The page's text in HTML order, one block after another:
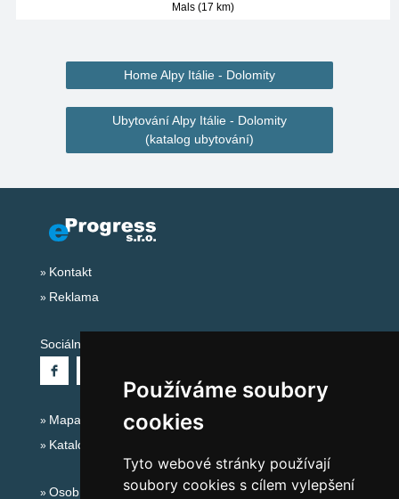
Používáme soubory
cookies
Tyto webové stránky používají
soubory cookies s cílem vylepšení
Mals (17 km)
Home Alpy Itálie - Dolomity
Ubytování Alpy Itálie - Dolomity
(katalog ubytování)
Kontakt
Reklama
Sociální sítě:
Mapa serveru Alpy Itálie - Dolomity
Katalog ubytování
Osobní údaje